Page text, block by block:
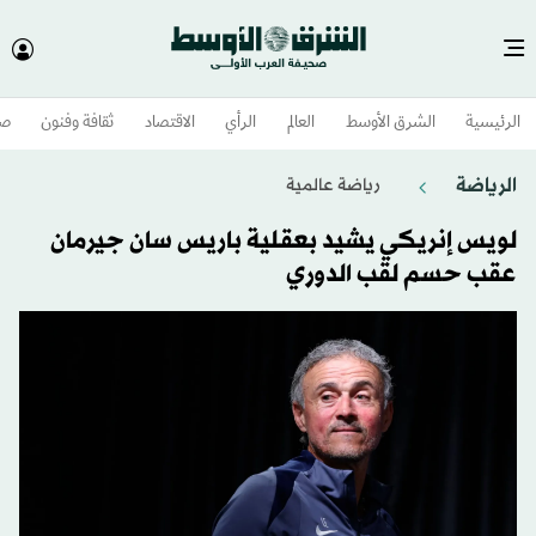
الرئيسية الشرق الأوسط​ العالم الرأي الاقتصاد ثقافة وفنون
الرياضة رياضة عالمية
لويس إنريكي يشيد بعقلية باريس سان جيرمان
عقب حسم لقب الدوري